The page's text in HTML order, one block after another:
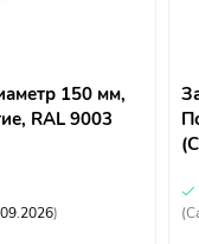
150 мм,
RAL 9003
)